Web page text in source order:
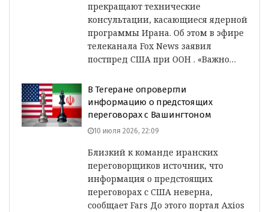
прекращают технические
консультации, касающиеся ядерной
программы Ирана. Об этом в эфире
телеканала Fox News заявил
постпред США при ООН . «Важно…
В Тегеране опровергли
информацию о предстоящих
переговорах с Вашингтоном
10 июля 2026, 22:09
Близкий к команде иранских
переговорщиков источник, что
информация о предстоящих
переговорах с США неверна,
сообщает Fars До этого портал Axios